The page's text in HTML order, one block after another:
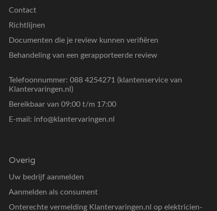
Contact
Richtlijnen
Documenten die je review kunnen verifiëren
Behandeling van een gerapporteerde review
Telefoonnummer: 088 4254271 (klantenservice van
Klantervaringen.nl)
Bereikbaar van 09:00 t/m 17:00
E-mail: info@klantervaringen.nl
Overig
Uw bedrijf aanmelden
Aanmelden als consument
Onterechte vermelding Klantervaringen.nl op elektricien-